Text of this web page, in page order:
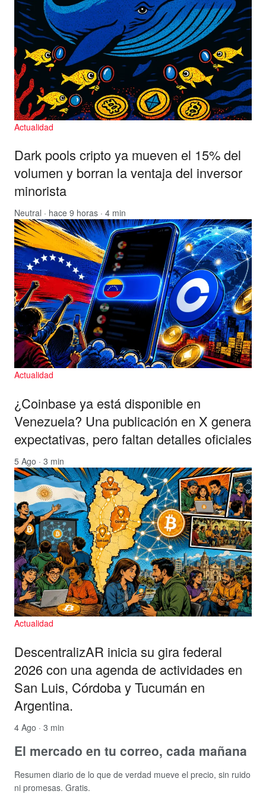
Actualidad
Dark pools cripto ya mueven el 15% del
volumen y borran la ventaja del inversor
minorista
Neutral · hace 9 horas · 4 min
Actualidad
¿Coinbase ya está disponible en
Venezuela? Una publicación en X genera
expectativas, pero faltan detalles oficiales
5 Ago · 3 min
Actualidad
DescentralizAR inicia su gira federal
2026 con una agenda de actividades en
San Luis, Córdoba y Tucumán en
Argentina.
4 Ago · 3 min
El mercado en tu correo, cada mañana
Resumen diario de lo que de verdad mueve el precio, sin ruido
ni promesas. Gratis.